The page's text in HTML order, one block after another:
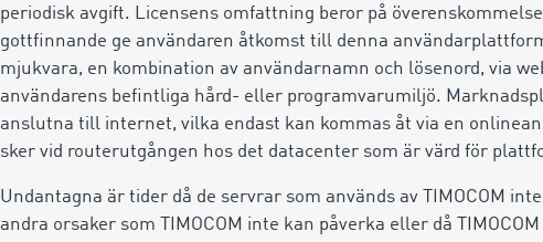
periodisk avgift. Licensens omfattning beror på
gottfinnande ge användaren åtkomst till denna
mjukvara, en kombination av användarnamn och lösenord, via
användarens befintliga hård- eller programvarumiljö.
anslutna till internet, vilka endast kan kommas åt via en
sker vid routerutgången hos det datacenter som är värd för
Undantagna är tider då de servrar som används av TIMOCOM
andra orsaker som TIMOCOM inte kan påverka eller då